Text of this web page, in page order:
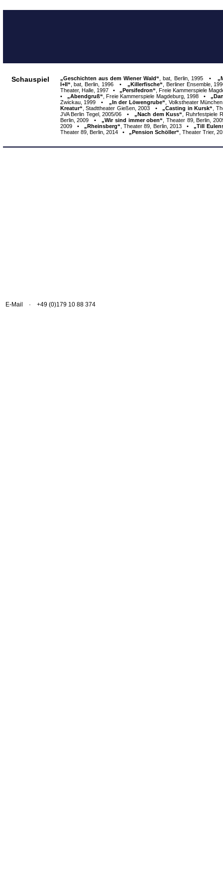
Schauspiel „Geschichten aus dem Wiener Wald“ ,bat, Berlin, 1995 •
I+II“ ,bat, Berlin, 1996 • „Killerfische“
Berliner Ensemble,
Theater, Halle, 1997 • „Persifedron“ Freie Kammerspiele
• „Abendgruß“ Freie Kammerspiele Magdeburg, 1998 •
Zwickau, 1999
• „In der Löwengrube“
Volkstheater
Kreatur“ Stadttheater Gießen, 2003 • „Casting in Kursk“
JVA Berlin Tegel, 2005/06
•„Nach dem Kuss“
Ruhrfestpiele
Berlin, 2009 •„Wir sind immer oben“
Theater 89, Berlin,
2009 • „Rheinsberg“ ,Theater 89, Berlin, 2013 •„Till
Theater 89, Berlin, 2014
• „Pension Schöller“ Theater Trier,
E-Mail · +49 (0)179 10 88 374